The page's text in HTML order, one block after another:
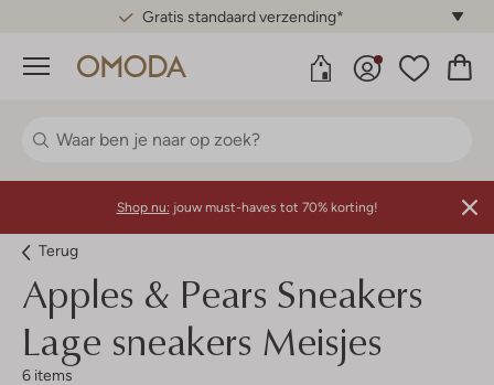
Gratis standaard verzending*
Menu
Shop nu: jouw must-haves tot 70% korting!
Terug
Apples & Pears Sneakers
Lage sneakers Meisjes
6 items